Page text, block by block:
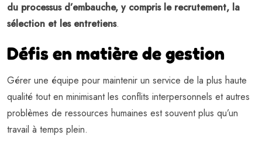
du processus d’embauche, y compris le recrutement, la
sélection et les entretiens.
Défis en matière de gestion
Gérer une équipe pour maintenir un service de la plus haute
qualité tout en minimisant les conflits interpersonnels et autres
problèmes de ressources humaines est souvent plus qu’un
travail à temps plein.